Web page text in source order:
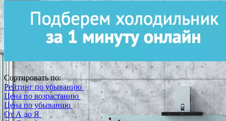
Сортировать по:
Рейтинг по убыванию
Цена по возрастанию
Цена по убыванию
От А до Я